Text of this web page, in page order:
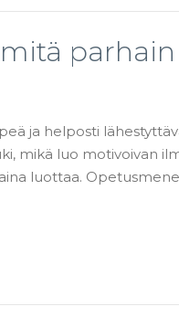
parhain
ja helposti
mikä luo motivoivan
luottaa.